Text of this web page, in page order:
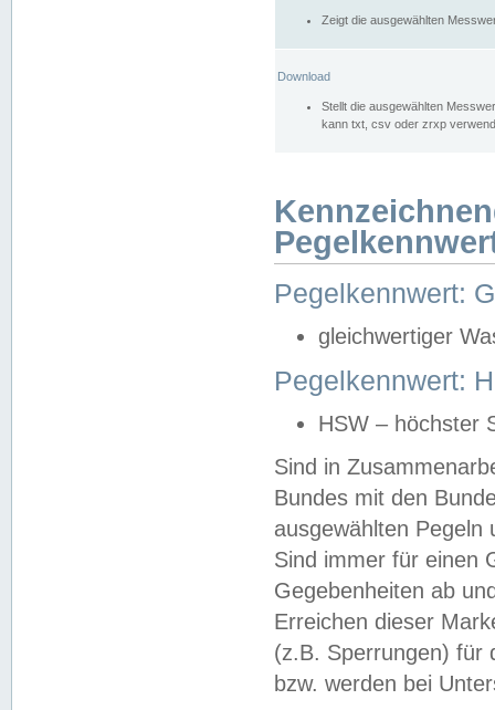
Zeigt die ausgewählten
Download
Stellt die ausgewählten
kann txt, csv oder zrxp
Pegelkennwert:
gleichwertiger
Pegelkennwert:
HSW – höchster
Sind in
Bundes mit den
ausgewählten
Sind immer für einen
Gegebenheiten ab
Erreichen dieser
(z.B. Sperrungen) für
bzw. werden bei